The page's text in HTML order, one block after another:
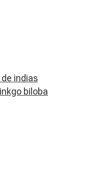
indias
biloba